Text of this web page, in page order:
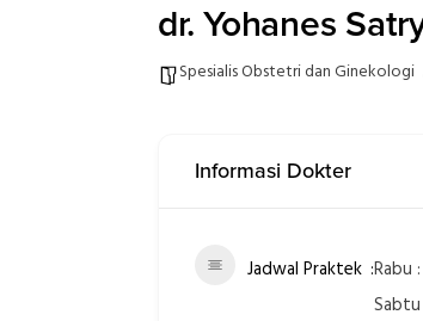
dr. Yohanes
Spesialis Obstetri dan Ginekologi
Informasi Dokter
Jadwal Praktek Rabu